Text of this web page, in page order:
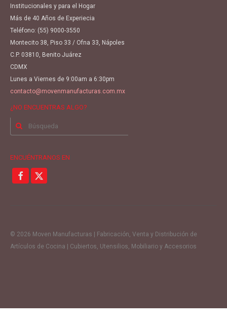
Institucionales y para el Hogar
Más de 40 Años de Experiecia
Teléfono: (55) 9000-3550
Montecito 38, Piso 33 / Ofna 33, Nápoles
C.P. 03810, Benito Juárez
CDMX
Lunes a Viernes de 9:00am a 6:30pm
contacto@movenmanufacturas.com.mx
¿NO ENCUENTRAS ALGO?
Buscar
ENCUÉNTRANOS EN
© 2026 Moven Manufacturas | Fabricación, Venta y Distribución de
Artículos de Cocina | Cubiertos, Utensilios, Mobiliario y Accesorios